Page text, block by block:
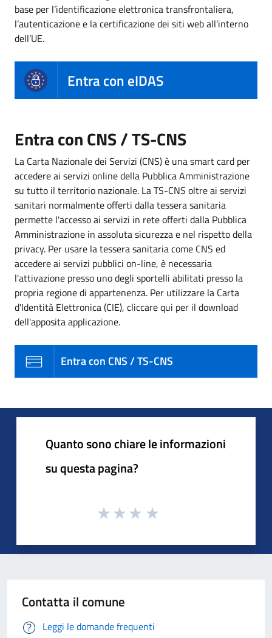
base per l’identificazione elettronica transfrontaliera,
l’autenticazione e la certificazione dei siti web all’interno
dell’UE.
Entra con eIDAS
Entra con CNS / TS-CNS
La Carta Nazionale dei Servizi (CNS) è una smart card per
accedere ai servizi online della Pubblica Amministrazione
su tutto il territorio nazionale. La TS-CNS oltre ai servizi
sanitari normalmente offerti dalla tessera sanitaria
permette l'accesso ai servizi in rete offerti dalla Pubblica
Amministrazione in assoluta sicurezza e nel rispetto della
privacy. Per usare la tessera sanitaria come CNS ed
accedere ai servizi pubblici on-line, è necessaria
l'attivazione presso uno degli sportelli abilitati presso la
propria regione di appartenenza. Per utilizzare la Carta
d'Identità Elettronica (CIE), cliccare qui per il download
dell'apposita applicazione.
Entra con CNS / TS-CNS
Quanto sono chiare le informazioni
su questa pagina?
Contatta il comune
Leggi le domande frequenti